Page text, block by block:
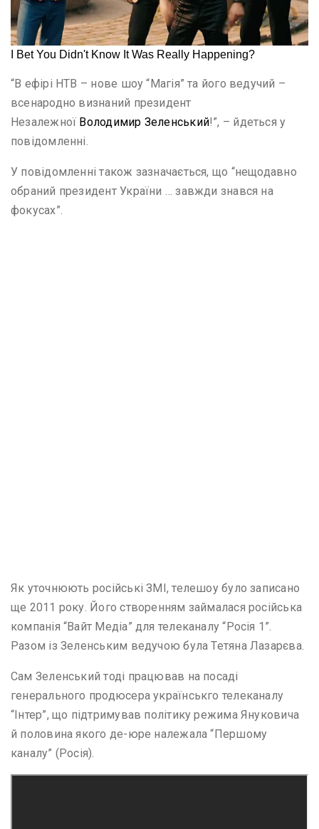
“В ефірі НТВ – нове шоу “Магія” та його ведучий –
всенародно визнаний президент
Незалежної Володимир Зеленський!”, – йдеться у
повідомленні.
У повідомленні також зазначається, що “нещодавно
обраний президент України … завжди знався на
фокусах”.
Як уточнюють російські ЗМІ, телешоу було записано
ще 2011 року. Його створенням займалася російська
компанія “Вайт Медіа” для телеканалу “Росія 1”.
Разом із Зеленським ведучою була Тетяна Лазарєва.
Сам Зеленський тоді працював на посаді
генерального продюсера українськго телеканалу
“Інтер”, що підтримував політику режима Януковича
й половина якого де-юре належала “Першому
каналу” (Росія).